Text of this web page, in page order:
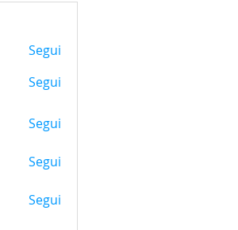
Segui
Segui
Segui
Segui
Segui